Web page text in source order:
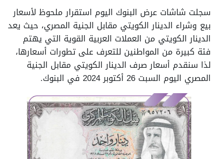
سجلت شاشات عرض البنوك اليوم استقرار ملحوظ لأسعار
بيع وشراء الدينار الكويتي مقابل الجنية المصري، حيث يعد
الدينار الكويتي من العملات العربية القوية التي يهتم
فئة كبيرة من المواطنين للتعرف على تطورات أسعارها،
لذا سنقدم أسعار صرف الدينار الكويتي مقابل الجنية
المصري اليوم السبت 26 أكتوبر 2024 في البنوك.